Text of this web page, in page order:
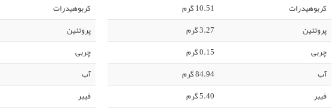
کربوهیدرات
پروتئین
چربی
آب
فیبر
کربوهیدرات
10.51 گرم
پروتئین
3.27 گرم
چربی
0.15 گرم
آب
84.94 گرم
فیبر
5.40 گرم